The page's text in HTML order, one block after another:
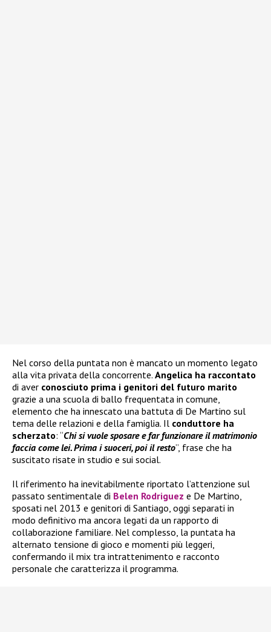
Nel corso della puntata non è mancato un momento legato
alla vita privata della concorrente. Angelica ha raccontato
di aver conosciuto prima i genitori del futuro marito
grazie a una scuola di ballo frequentata in comune,
elemento che ha innescato una battuta di De Martino sul
tema delle relazioni e della famiglia. Il conduttore ha
scherzato: “Chi si vuole sposare e far funzionare il matrimonio
faccia come lei. Prima i suoceri, poi il resto”, frase che ha
suscitato risate in studio e sui social.
Il riferimento ha inevitabilmente riportato l’attenzione sul
passato sentimentale di Belen Rodriguez e De Martino,
sposati nel 2013 e genitori di Santiago, oggi separati in
modo definitivo ma ancora legati da un rapporto di
collaborazione familiare. Nel complesso, la puntata ha
alternato tensione di gioco e momenti più leggeri,
confermando il mix tra intrattenimento e racconto
personale che caratterizza il programma.